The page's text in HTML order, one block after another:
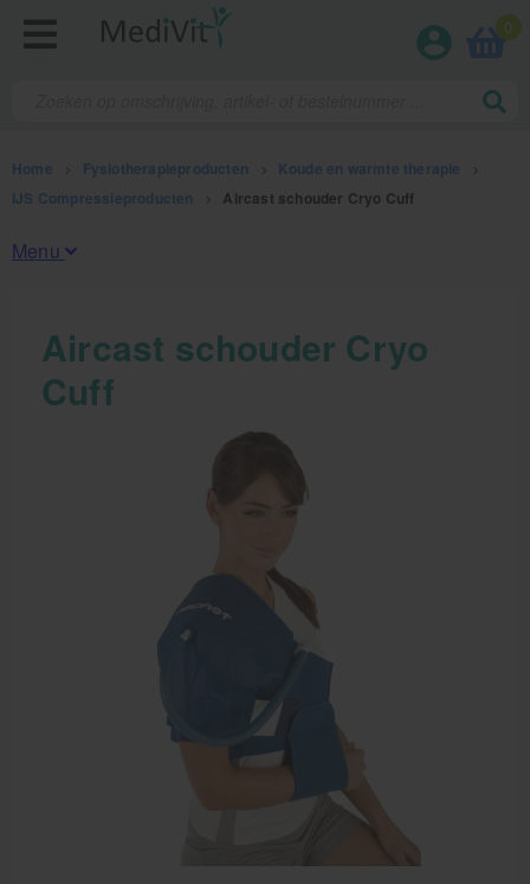
0
Home Fysiotherapieproducten Koude en warmte therapie
IJS Compressieproducten
Aircast schouder Cryo Cuff
Menu
Fysiotherapieproducten
Oefentherapie
Koude en warmte therapie
Anatomie posters en skeletten
Echogel & Ultrasoundgel
Aircast schouder Cryo
Cuff